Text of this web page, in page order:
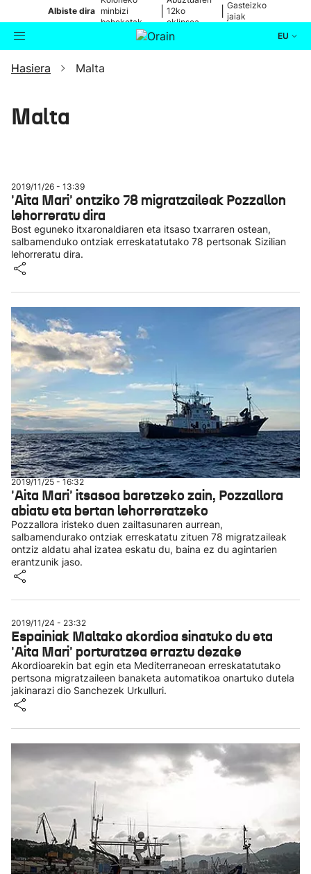
Albiste dira minbizi
baheketak
12ko
eklipsea
Gasteizko
jaiak
EU
Bilatzailea
Hasiera Malta
Malta
2019/11/26 - 13:39
'Aita Mari' ontziko 78 migratzaileak Pozzallon
lehorreratu dira
Bost eguneko itxaronaldiaren eta itsaso txarraren ostean,
salbamenduko ontziak erreskatatutako 78 pertsonak Sizilian
lehorreratu dira.
2019/11/25 - 16:32
'Aita Mari' itsasoa baretzeko zain, Pozzallora
abiatu eta bertan lehorreratzeko
Pozzallora iristeko duen zailtasunaren aurrean,
salbamendurako ontziak erreskatatu zituen 78 migratzaileak
ontziz aldatu ahal izatea eskatu du, baina ez du agintarien
erantzunik jaso.
2019/11/24 - 23:32
Espainiak Maltako akordioa sinatuko du eta
'Aita Mari' porturatzea erraztu dezake
Akordioarekin bat egin eta Mediterraneoan erreskatatutako
pertsona migratzaileen banaketa automatikoa onartuko dutela
jakinarazi dio Sanchezek Urkulluri.